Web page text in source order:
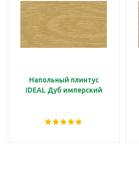
Напольный плинтус
IDEAL Дуб имперский